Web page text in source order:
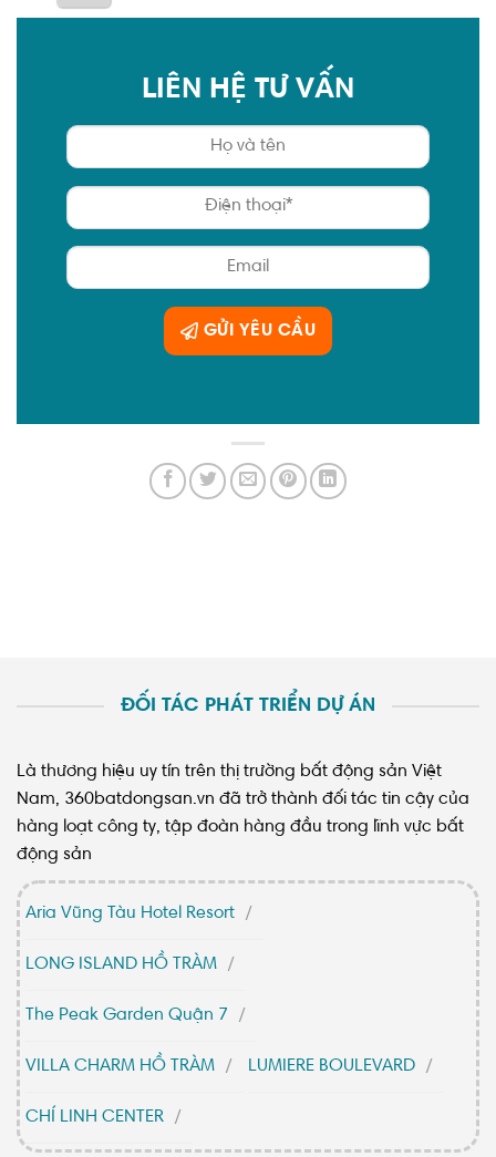
LIÊN HỆ TƯ VẤN
GỬI YÊU CẦU
ĐỐI TÁC PHÁT TRIỂN DỰ ÁN
Là thương hiệu uy tín trên thị trường bất động sản Việt
Nam, 360batdongsan.vn đã trở thành đối tác tin cậy của
hàng loạt công ty, tập đoàn hàng đầu trong lĩnh vực bất
động sản
Aria Vũng Tàu Hotel Resort
LONG ISLAND HỒ TRÀM
The Peak Garden Quận 7
VILLA CHARM HỒ TRÀM LUMIERE BOULEVARD
CHÍ LINH CENTER